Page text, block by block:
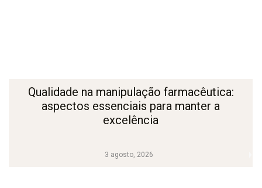
3 agosto, 2026
Qualidade na manipulação farmacêutica:
aspectos essenciais para manter a
excelência